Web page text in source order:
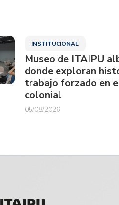
INSTITUCIONAL
Museo de ITAIPU
donde exploran
trabajo forzado en
colonial
05/08/2026